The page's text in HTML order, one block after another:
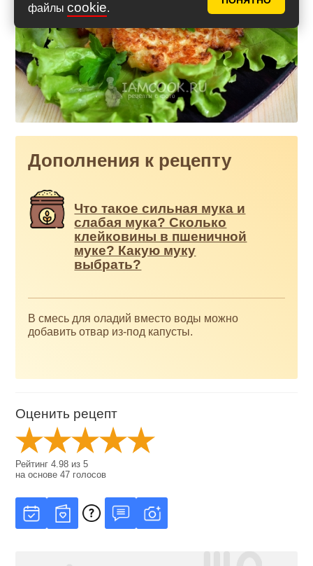
файлы cookie.
Дополнения к рецепту
Что такое сильная мука и
слабая мука? Сколько
клейковины в пшеничной
муке? Какую муку
выбрать?
В смесь для оладий вместо воды можно
добавить отвар из-под капусты.
Оценить рецепт
Рейтинг4.98 из5
на основе47 голосов